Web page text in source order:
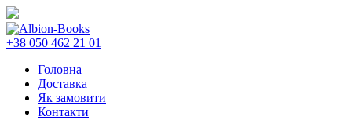
+38 050 462 21 01
Головна
Доставка
Як замовити
Контакти